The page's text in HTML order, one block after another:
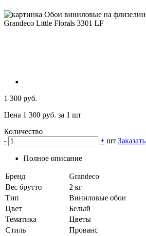
1 300 руб.
Цена 1 300 руб. за 1 шт
Количество
-
+ шт Заказать
Полное описание
Бренд
Grandeco
Вес брутто
2 кг
Тип
Виниловые обои
Цвет
Белый
Тематика
Цветы
Стиль
Прованс